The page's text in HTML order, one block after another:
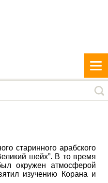
старинного арабского
шейх”. В то время
окружен атмосферой
изучению Корана и